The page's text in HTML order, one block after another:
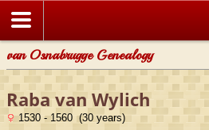
van Osnabrugge Genealogy
Raba van Wylich
1530 - 1560 (30 years)